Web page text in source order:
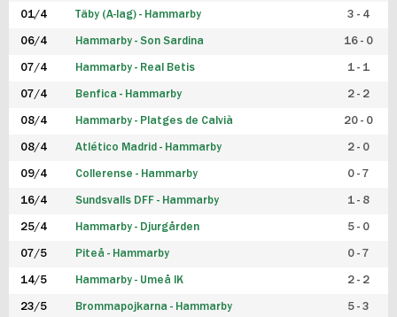
FUTSAL DAM
01/4 Täby (A-lag) - Hammarby 3 - 4
06/4 Hammarby - Son Sardina 16 - 0
07/4 Hammarby - Real Betis 1 - 1
07/4 Benfica - Hammarby 2 - 2
08/4 Hammarby - Platges de Calvià 20 - 0
08/4 Atlético Madrid - Hammarby 2 - 0
09/4 Collerense - Hammarby 0 - 7
16/4 Sundsvalls DFF - Hammarby 1 - 8
25/4 Hammarby - Djurgården 5 - 0
07/5 Piteå - Hammarby 0 - 7
14/5 Hammarby - Umeå IK 2 - 2
23/5 Brommapojkarna - Hammarby 5 - 3